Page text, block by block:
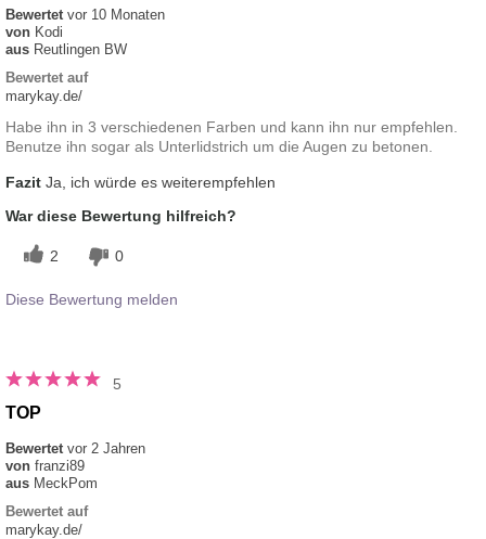
Bewertet vor 10 Monaten
von Kodi
aus Reutlingen BW
Bewertet auf
marykay.de/
Habe ihn in 3 verschiedenen Farben und kann ihn nur empfehlen.
Benutze ihn sogar als Unterlidstrich um die Augen zu betonen.
Fazit Ja, ich würde es weiterempfehlen
War diese Bewertung hilfreich?
2 0
Diese Bewertung melden
5
TOP
Bewertet vor 2 Jahren
von franzi89
aus MeckPom
Bewertet auf
marykay.de/